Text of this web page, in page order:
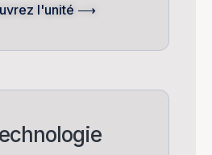
l'unité ⟶